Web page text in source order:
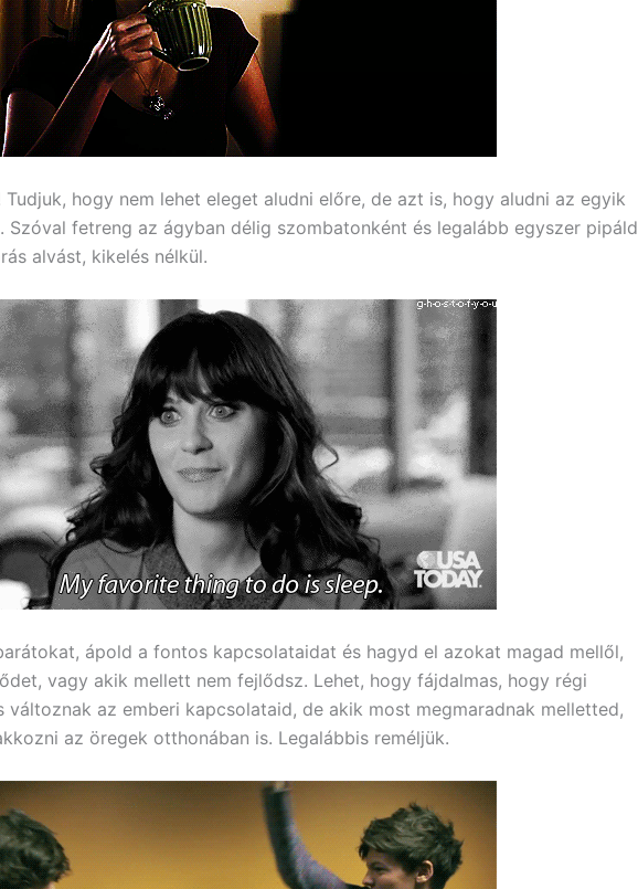
Tudjuk, hogy nem lehet eleget aludni előre, de azt is, hogy aludni az egyik
Szóval fetreng az ágyban délig szombatonként és legalább egyszer pipáld
alvást, kikelés nélkül.
ápold a fontos kapcsolataidat és hagyd el azokat magad mellől,
vagy akik mellett nem fejlődsz. Lehet, hogy fájdalmas, hogy régi
változnak az emberi kapcsolataid, de akik most megmaradnak melletted,
az öregek otthonában is. Legalábbis reméljük.